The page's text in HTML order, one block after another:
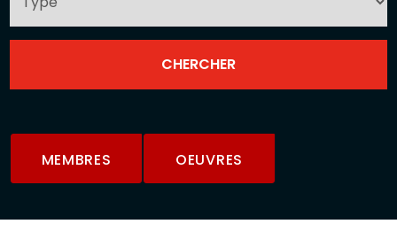
MEMBRES OEUVRES